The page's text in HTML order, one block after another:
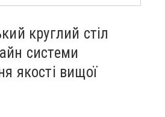
круглий стіл
системи
якості вищої